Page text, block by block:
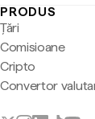
PRODUS
Țări
Comisioane
Cripto
Convertor